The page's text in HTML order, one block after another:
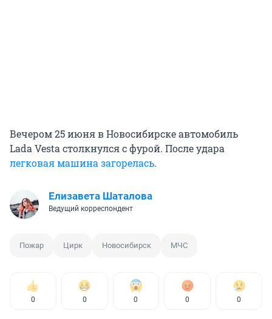
Вечером 25 июня в Новосибирске автомобиль
Lada Vesta столкнулся с фурой. После удара
легковая машина загорелась.
Елизавета Шаталова
Ведущий корреспондент
Пожар Цирк Новосибирск МЧС
0 0 0 0 0